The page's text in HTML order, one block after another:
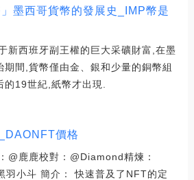
墨西哥貨幣的發展史_IMP幣是
新西班牙副王權的巨大采礦財富,在墨
期間,貨幣僅由金、銀和少量的銅幣組
19世紀,紙幣才出現.
價格
@鹿鹿校對：@Diamond精煉：
羽小斗 簡介： 快速普及了NFT的定